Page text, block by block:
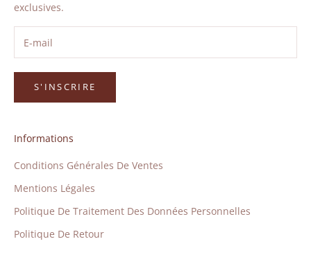
exclusives.
S'INSCRIRE
Informations
Conditions Générales De Ventes
Mentions Légales
Politique De Traitement Des Données Personnelles
Politique De Retour